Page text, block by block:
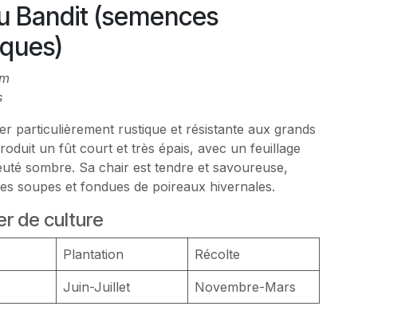
Bandit (semences
particulièrement rustique et résistante aux grands
un fût court et très épais, avec un feuillage
sombre. Sa chair est tendre et savoureuse,
soupes et fondues de poireaux hivernales.
de culture
Plantation Récolte
Juin-Juillet Novembre-Mars